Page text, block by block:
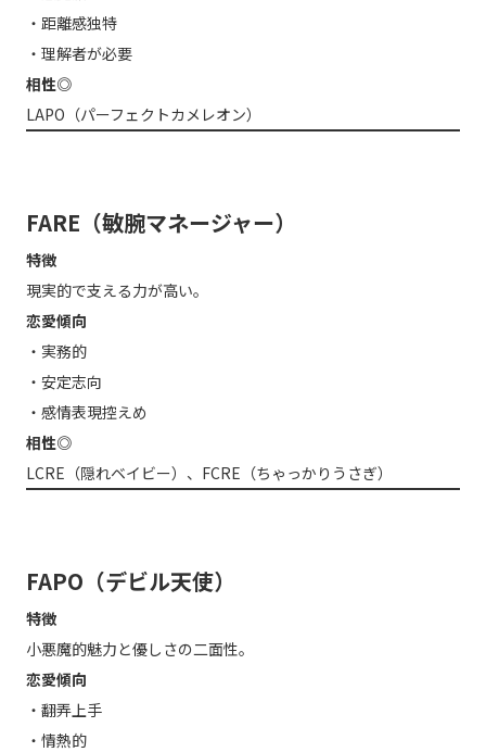
・距離感独特
・理解者が必要
相性◎
LAPO（パーフェクトカメレオン）
FARE（敏腕マネージャー）
特徴
現実的で支える力が高い。
恋愛傾向
・実務的
・安定志向
・感情表現控えめ
相性◎
LCRE（隠れベイビー）、FCRE（ちゃっかりうさぎ）
FAPO（デビル天使）
特徴
小悪魔的魅力と優しさの二面性。
恋愛傾向
・翻弄上手
・情熱的